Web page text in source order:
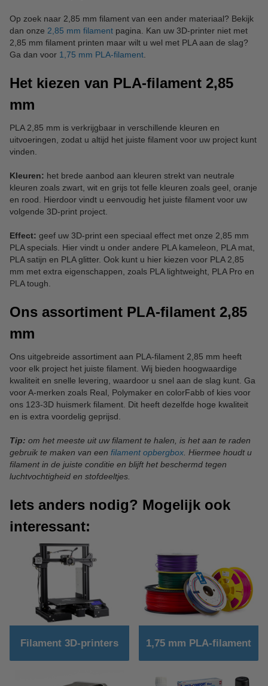
Op zoek naar 2,85 mm filament van een ander materiaal? Bekijk
dan onze 2,85 mm filament pagina. Kan uw 3D-printer niet met
2,85 mm filament printen maar wilt u wel met PLA aan de slag?
Ga dan voor 1,75 mm PLA-filament
Het kiezen van PLA-filament 2,85
mm
PLA 2,85 mm is verkrijgbaar in verschillende kleuren en
uitvoeringen, zodat u altijd het juiste filament voor uw project kunt
vinden.
Kleuren: het brede aanbod aan kleuren strekt van neutrale
kleuren zoals zwart, wit en grijs tot felle kleuren zoals geel, oranje
en rood. Hierdoor vindt u eenvoudig het juiste filament voor uw
volgende 3D-print project.
Effect: geef uw 3D-print een speciaal effect met onze 2,85 mm
PLA specials. Hier vindt u onder andere PLA kameleon, PLA mat,
PLA satijn en PLA glitter. Ook kunt u hier kiezen voor PLA 2,85
mm met extra eigenschappen, zoals PLA lightweight, PLA Pro en
PLA tough.
Ons assortiment PLA-filament 2,85
mm
Ons uitgebreide assortiment aan PLA-filament 2,85 mm heeft
voor elk project het juiste filament. Wij bieden hoogwaardige
kwaliteit en snelle levering, waardoor u snel aan de slag kunt. Ga
voor A-merken zoals Real, Polymaker en colorFabb of kies voor
ons 123-3D huismerk filament. Dit heeft dezelfde hoge kwaliteit
en is extra voordelig geprijsd.
Tip: om het meeste uit uw filament te halen, is het aan te raden
gebruik te maken van een filament opbergbox . Hiermee houdt u
filament in de juiste conditie en blijft het beschermd tegen
luchtvochtigheid en stofdeeltjes.
Iets anders nodig? Mogelijk ook
interessant:
Filament 3D-printers 1,75 mm PLA-filament